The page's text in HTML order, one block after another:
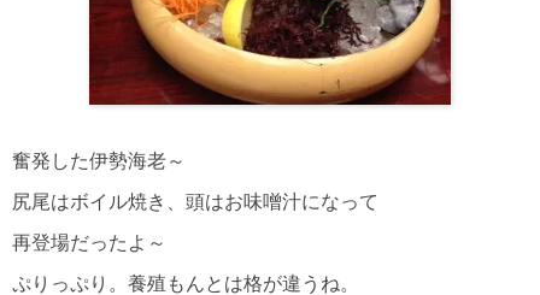
奮発した伊勢海老～
尻尾はボイル焼き、頭はお味噌汁になって
再登場だったよ～
ぷりっぷり。養殖もんとは格が違うね。